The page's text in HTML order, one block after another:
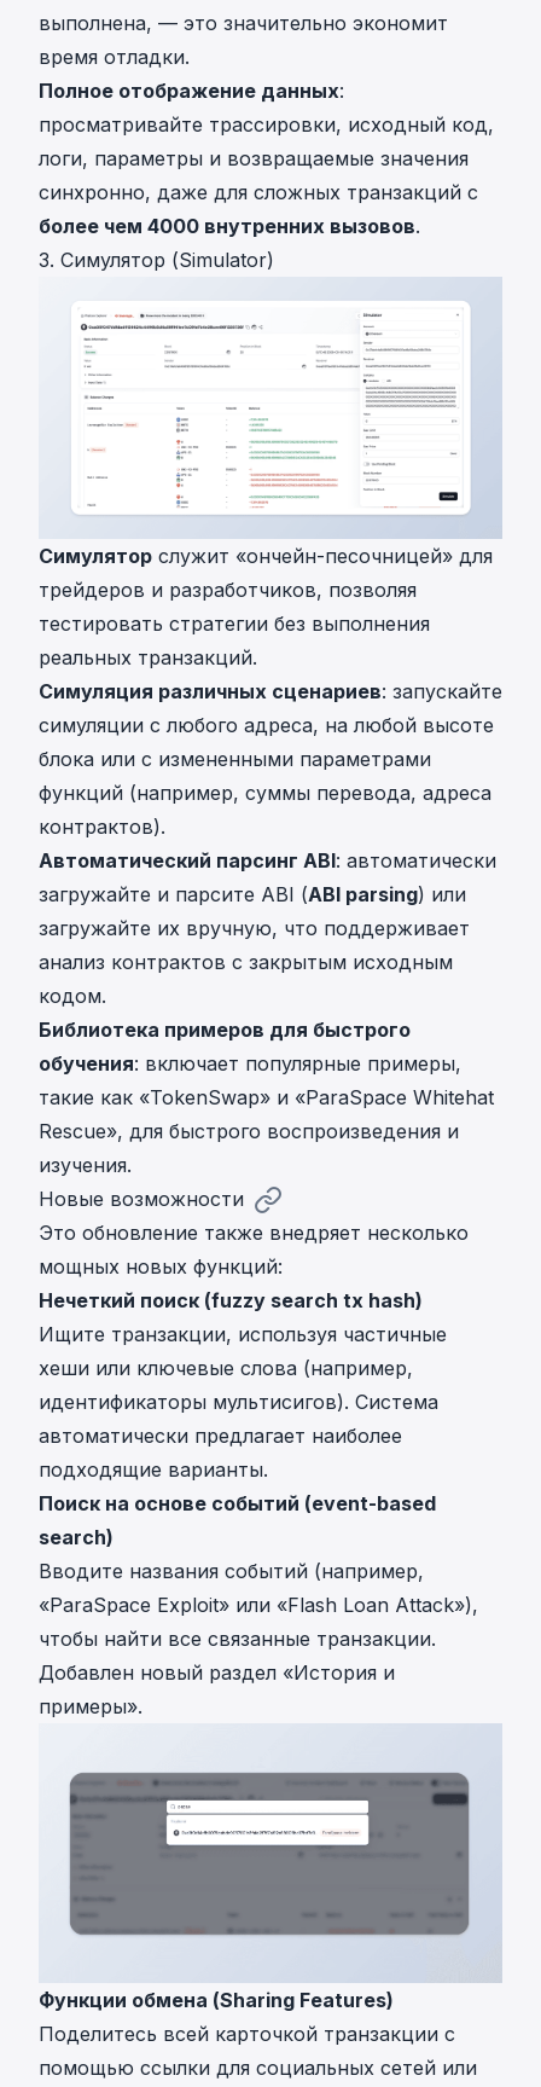
выполнена, — это значительно экономит
время отладки.
Полное отображение данных:
просматривайте трассировки, исходный код,
логи, параметры и возвращаемые значения
синхронно, даже для сложных транзакций с
более чем 4000 внутренних вызовов.
3. Симулятор (Simulator)
Симулятор служит «ончейн-песочницей» для
трейдеров и разработчиков, позволяя
тестировать стратегии без выполнения
реальных транзакций.
Симуляция различных сценариев: запускайте
симуляции с любого адреса, на любой высоте
блока или с измененными параметрами
функций (например, суммы перевода, адреса
контрактов).
Автоматический парсинг ABI: автоматически
загружайте и парсите ABI (ABI parsing) или
загружайте их вручную, что поддерживает
анализ контрактов с закрытым исходным
кодом.
Библиотека примеров для быстрого
обучения: включает популярные примеры,
такие как «TokenSwap» и «ParaSpace Whitehat
Rescue», для быстрого воспроизведения и
изучения.
Новые возможности
Это обновление также внедряет несколько
мощных новых функций:
Нечеткий поиск (fuzzy search tx hash)
Ищите транзакции, используя частичные
хеши или ключевые слова (например,
идентификаторы мультисигов). Система
автоматически предлагает наиболее
подходящие варианты.
Поиск на основе событий (event-based
search)
Вводите названия событий (например,
«ParaSpace Exploit» или «Flash Loan Attack»),
чтобы найти все связанные транзакции.
Добавлен новый раздел «История и
примеры».
Функции обмена (Sharing Features)
Поделитесь всей карточкой транзакции с
помощью ссылки для социальных сетей или